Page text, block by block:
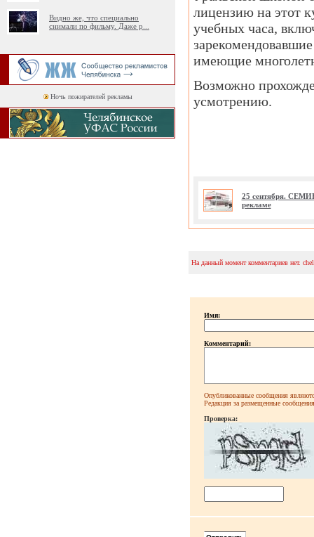
Видно же, что специально
снимали по фильму. Даже р
Ночь пожирателей рекламы
лицензию на этот
учебных часа,
имеющие
Возможно
усмотрению.
25 сентября.
рекламе
На данный момент комментариев нет.
Имя:
Комментарий:
Опубликованные сообщения
Редакция за размещенные сообщения
Проверка: